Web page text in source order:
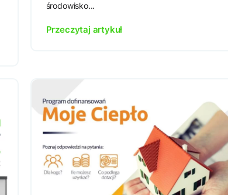
środowisko...
Przeczytaj artykuł